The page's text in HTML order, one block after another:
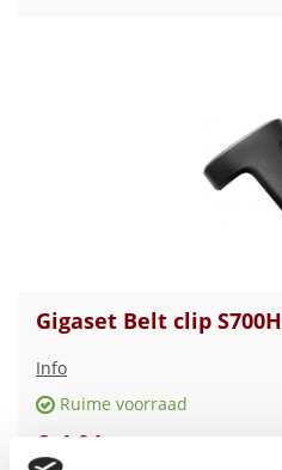
Gigaset Belt clip S700H
Info
Ruime voorraad
€ 1 94